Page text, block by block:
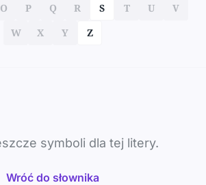
O P Q R S T U
V
W
X Y Z
symboli dla tej litery.
Wróć do słownika